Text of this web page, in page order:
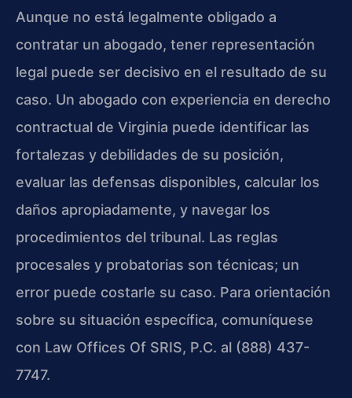
Aunque no está legalmente obligado a
contratar un abogado, tener representación
legal puede ser decisivo en el resultado de su
caso. Un abogado con experiencia en derecho
contractual de Virginia puede identificar las
fortalezas y debilidades de su posición,
evaluar las defensas disponibles, calcular los
daños apropiadamente, y navegar los
procedimientos del tribunal. Las reglas
procesales y probatorias son técnicas; un
error puede costarle su caso. Para orientación
sobre su situación específica, comuníquese
con Law Offices Of SRIS, P.C. al (888) 437-
7747.